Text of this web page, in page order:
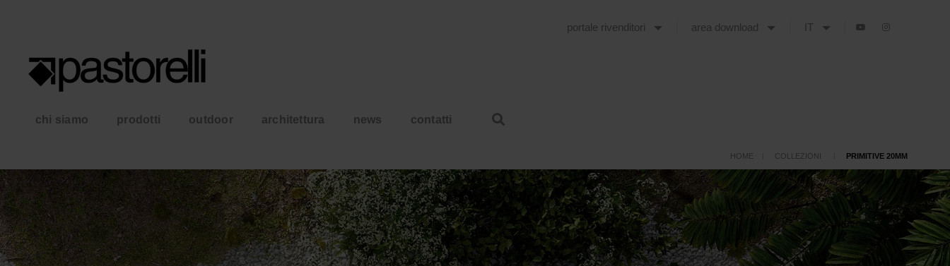
portale rivenditori area download IT
chi siamo prodotti outdoor architettura news contatti
HOME COLLEZIONI PRIMITIVE 20MM